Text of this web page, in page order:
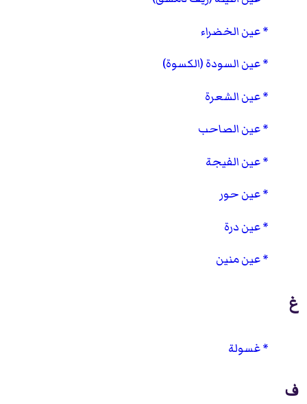
عين الخضراء
عين السودة (الكسوة)
عين الشعرة
عين الصاحب
عين الفيجة
عين حور
عين درة
عين منين
غ
غسولة
ف